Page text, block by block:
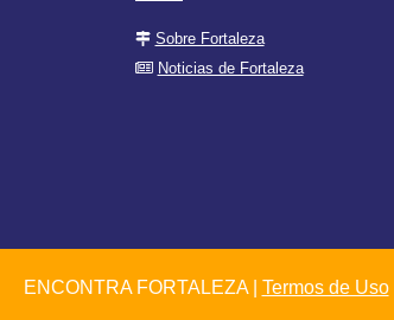
Sobre Fortaleza
Noticias de Fortaleza
ENCONTRA FORTALEZA | Termos de Uso|